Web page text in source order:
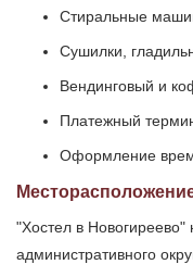
Стиральные
Сушилки,
Вендинговый и
Платежный
Оформление
"Хостел в Новогиреево"
административного